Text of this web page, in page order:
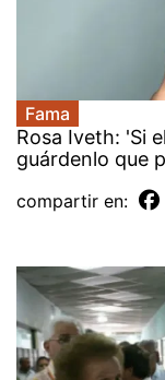
Fama
Rosa Iveth: 'Si
guárdenlo que
compartir en: